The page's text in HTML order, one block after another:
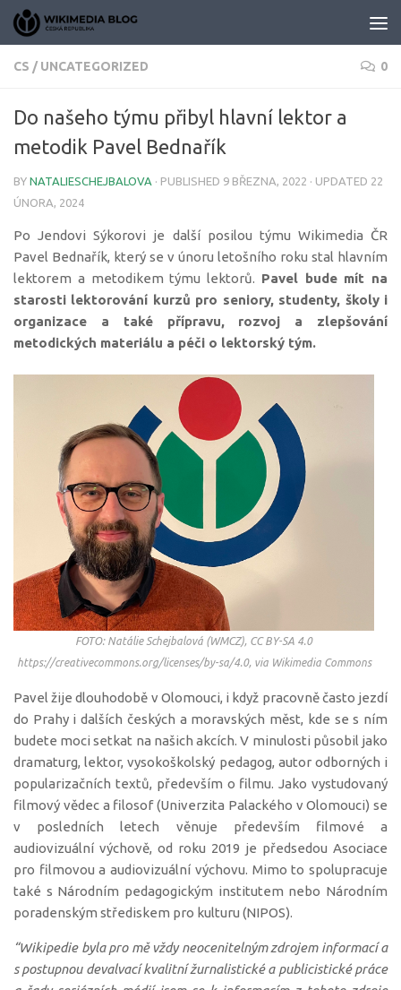
Skip to content
CS / UNCATEGORIZED 0
Do našeho týmu přibyl hlavní lektor a
metodik Pavel Bednařík
BY NATALIESCHEJBALOVA · PUBLISHED 9 BŘEZNA, 2022 · UPDATED 22
ÚNORA, 2024
Po Jendovi Sýkorovi je další posilou týmu Wikimedia ČR
Pavel Bednařík, který se v únoru letošního roku stal hlavním
lektorem a metodikem týmu lektorů. Pavel bude mít na
starosti lektorování kurzů pro seniory, studenty, školy i
organizace a také přípravu, rozvoj a zlepšování
metodických materiálu a péči o lektorský tým.
FOTO: Natálie Schejbalová (WMCZ), CC BY-SA 4.0
https://creativecommons.org/licenses/by-sa/4.0, via Wikimedia Commons
Pavel žije dlouhodobě v Olomouci, i když pracovně často jezdí
do Prahy i dalších českých a moravských měst, kde se s ním
budete moci setkat na našich akcích. V minulosti působil jako
dramaturg, lektor, vysokoškolský pedagog, autor odborných i
popularizačních textů, především o filmu. Jako vystudovaný
filmový vědec a filosof (Univerzita Palackého v Olomouci) se
v posledních letech věnuje především filmové a
audiovizuální výchově, od roku 2019 je předsedou Asociace
pro filmovou a audiovizuální výchovu. Mimo to spolupracuje
také s Národním pedagogickým institutem nebo Národním
poradenským střediskem pro kulturu (NIPOS).
“Wikipedie byla pro mě vždy neocenitelným zdrojem informací a
s postupnou devalvací kvalitní žurnalistické a publicistické práce